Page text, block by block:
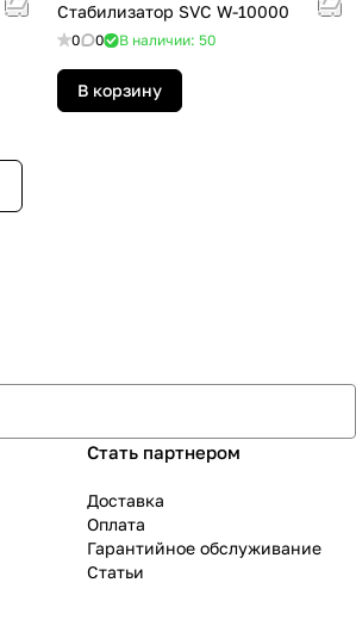
Стабилизатор SVC W-10000
0 0 В наличии: 50
В корзину
Стать партнером
Доставка
Оплата
Гарантийное обслуживание
Статьи